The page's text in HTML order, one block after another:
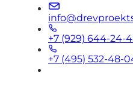
+7 (929) 644-24-
+7 (495) 532-48-